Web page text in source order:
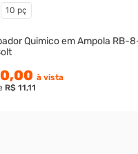
10 pç
Quimico em Ampola RB-
à vista
R$ 11,11